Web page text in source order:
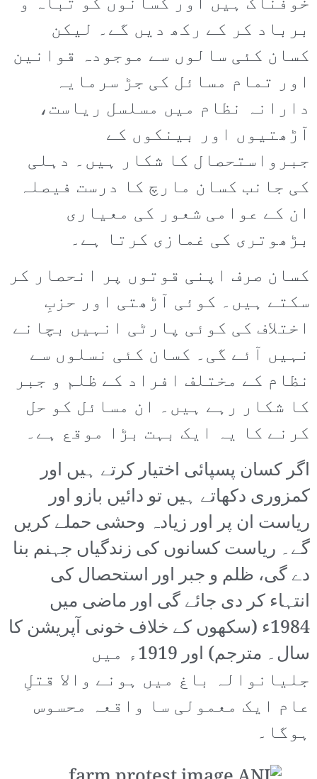
برباد کر کے رکھ دیں گے۔ لیکن
کسان کئی سالوں سے موجودہ قوانین
اور تمام مسائل کی جڑ سرمایہ
دارانہ نظام میں مسلسل ریاست،
آڑھتیوں اور بینکوں کے
جبرواستحصال کا شکار ہیں۔ دہلی
کی جانب کسان مارچ کا درست فیصلہ
ان کے عوامی شعور کی معیاری
بڑھوتری کی غمازی کرتا ہے۔
کسان صرف اپنی قوتوں پر انحصار کر
سکتے ہیں۔ کوئی آڑھتی اور حزبِ
اختلاف کی کوئی پارٹی انہیں بچانے
نہیں آئے گی۔ کسان کئی نسلوں سے
نظام کے مختلف افراد کے ظلم و جبر
کا شکار رہے ہیں۔ ان مسائل کو حل
کرنے کا یہ ایک بہت بڑا موقع ہے۔
اگر کسان پسپائی اختیار کرتے ہیں اور
کمزوری دکھاتے ہیں تو دائیں بازو اور
ریاست ان پر اور زیادہ وحشی حملے کریں
گے۔ ریاست کسانوں کی زندگیاں جہنم بنا
دے گی، ظلم و جبر اور استحصال کی
انتہاء کر دی جائے گی اور ماضی میں
1984ء (سکھوں کے خلاف خونی آپریشن کا
سال۔ مترجم) اور 1919ء میں
جلیانوالہ باغ میں ہونے والا قتلِ
عام ایک معمولی سا واقعہ محسوس
ہوگا۔